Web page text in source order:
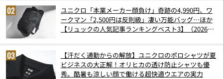
ユニクロ「本業メーカー顔負け」奇跡の4,990円、ワ
ークマン「2,500円は反則級」凄い万能バッグ…ほか
【リュックの人気記事ランキングベスト3】（2026年
【汗だく通勤からの解放】ユニクロのポロシャツが夏
ビジネスの大正解！オリヒカの透け防止シャツも優
秀。酷暑も涼しい顔で働ける超快適ウエアの実力